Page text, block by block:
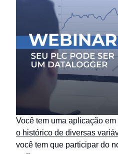
Você tem uma aplicação
o histórico de diversas
você tem que participar do